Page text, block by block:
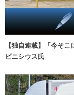
【独自連載】「今そ
ビニシウス氏